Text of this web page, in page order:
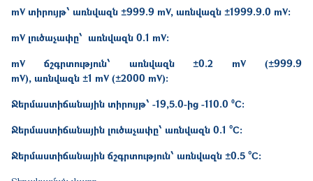
mV տիրույթ՝ առնվազն ±999.9 mV, առնվազն ±1999.9.0 mV։
mV լուծաչափը՝ առնվազն 0.1 mV։
mV ճշգրտություն՝ առնվազն±0.2 mV (±999.9
mV), առնվազն ±1 mV (±2000 mV)։
Ջերմաստիճանային տիրույթ՝ -19,5.0-ից -110.0 ºC։
Ջերմաստիճանային լուծաչափը՝ առնվազն 0.1 °C։
Ջերմաստիճանային ճշգրտություն՝ առնվազն ±0.5 °C։